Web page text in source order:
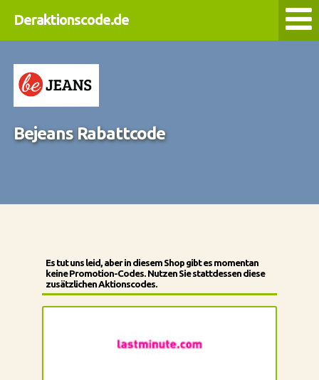
Deraktionscode.de
Bejeans Rabattcode
Es tut uns leid, aber in diesem Shop gibt es momentan
keine Promotion-Codes. Nutzen Sie stattdessen diese
zusätzlichen Aktionscodes.